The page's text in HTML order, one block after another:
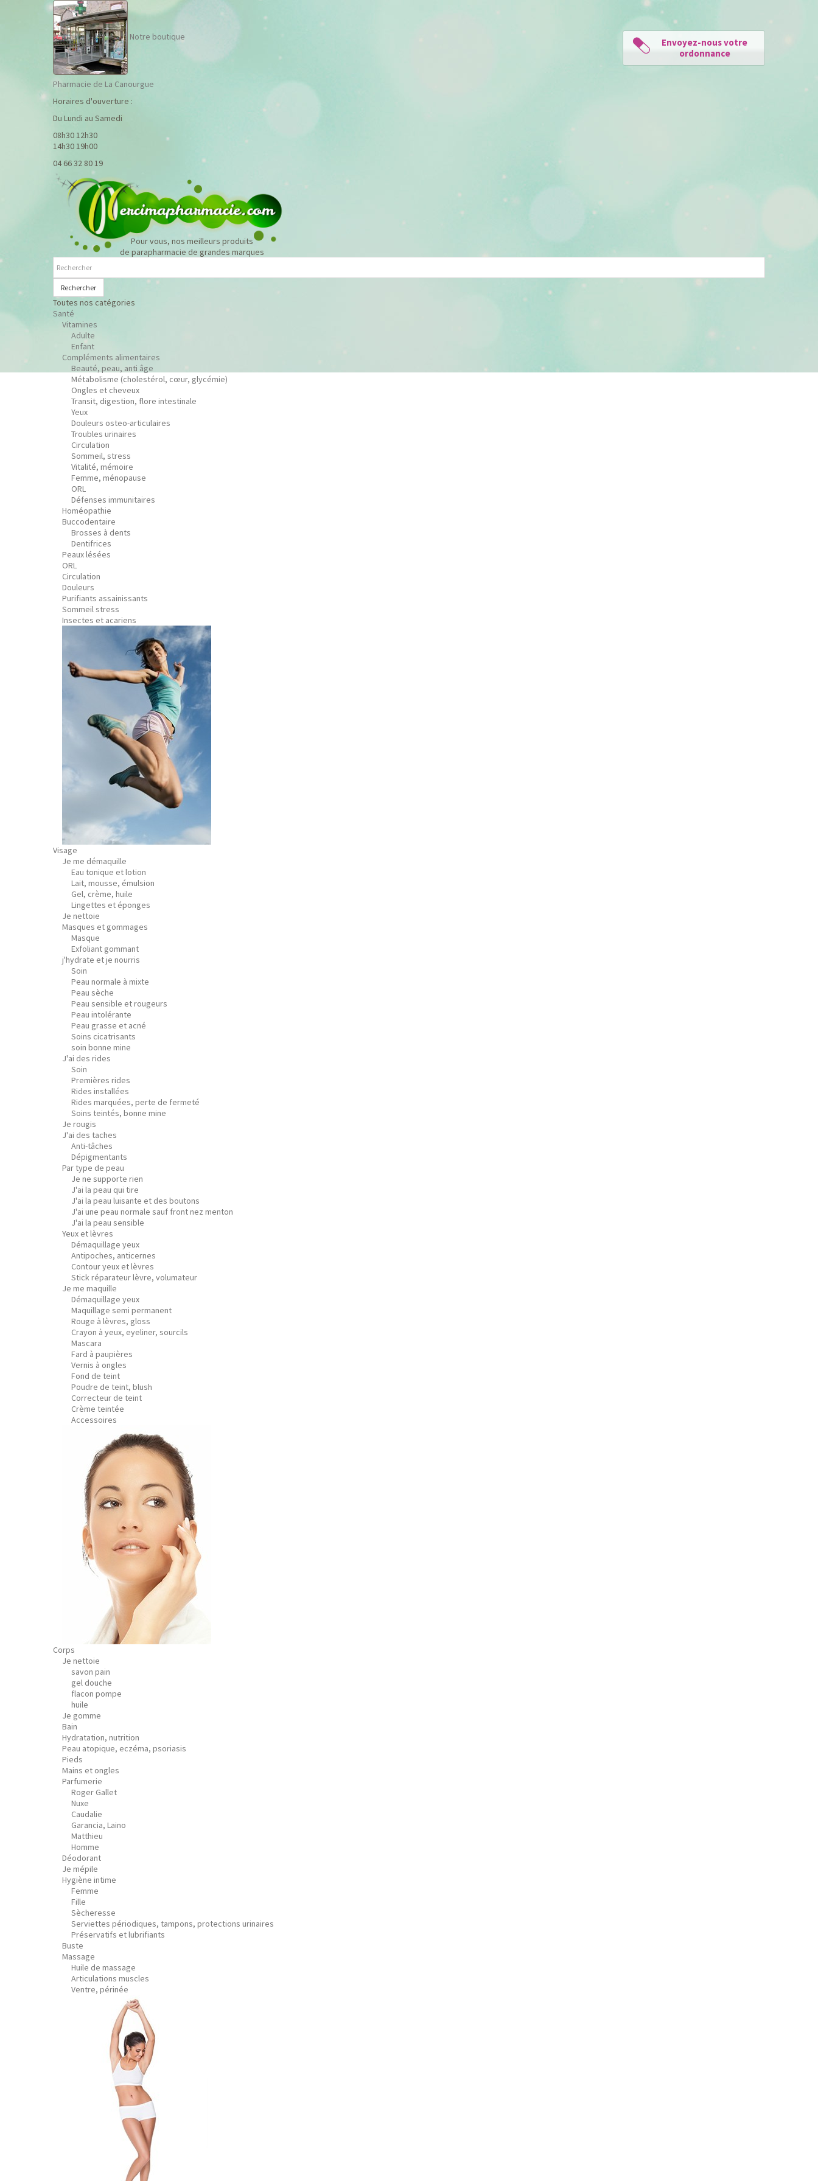
Notre boutique
Pharmacie de La Canourgue
Horaires d'ouverture :
Du Lundi au Samedi
08h30 12h30
14h30 19h00
04 66 32 80 19
Pour vous, nos meilleurs produits
de parapharmacie de grandes marques
Rechercher
Toutes nos catégories
Santé
Vitamines
Adulte
Enfant
Compléments alimentaires
Beauté, peau, anti âge
Métabolisme (cholestérol, cœur, glycémie)
Ongles et cheveux
Transit, digestion, flore intestinale
Yeux
Douleurs osteo-articulaires
Troubles urinaires
Circulation
Sommeil, stress
Vitalité, mémoire
Femme, ménopause
ORL
Défenses immunitaires
Homéopathie
Buccodentaire
Brosses à dents
Dentifrices
Peaux lésées
ORL
Circulation
Douleurs
Purifiants assainissants
Sommeil stress
Insectes et acariens
Visage
Je me démaquille
Eau tonique et lotion
Lait, mousse, émulsion
Gel, crème, huile
Lingettes et éponges
Je nettoie
Masques et gommages
Masque
Exfoliant gommant
j'hydrate et je nourris
Soin
Peau normale à mixte
Peau sèche
Peau sensible et rougeurs
Peau intolérante
Peau grasse et acné
Soins cicatrisants
soin bonne mine
J'ai des rides
Soin
Premières rides
Rides installées
Rides marquées, perte de fermeté
Soins teintés, bonne mine
Je rougis
J'ai des taches
Anti-tâches
Dépigmentants
Par type de peau
Je ne supporte rien
J'ai la peau qui tire
J'ai la peau luisante et des boutons
J'ai une peau normale sauf front nez menton
J'ai la peau sensible
Yeux et lèvres
Démaquillage yeux
Antipoches, anticernes
Contour yeux et lèvres
Stick réparateur lèvre, volumateur
Je me maquille
Démaquillage yeux
Maquillage semi permanent
Rouge à lèvres, gloss
Crayon à yeux, eyeliner, sourcils
Mascara
Fard à paupières
Vernis à ongles
Fond de teint
Poudre de teint, blush
Correcteur de teint
Crème teintée
Accessoires
Corps
Je nettoie
savon pain
gel douche
flacon pompe
huile
Je gomme
Bain
Hydratation, nutrition
Peau atopique, eczéma, psoriasis
Pieds
Mains et ongles
Parfumerie
Roger Gallet
Nuxe
Caudalie
Garancia, Laino
Matthieu
Homme
Déodorant
Je mépile
Hygiène intime
Femme
Fille
Sècheresse
Serviettes périodiques, tampons, protections urinaires
Préservatifs et lubrifiants
Buste
Massage
Huile de massage
Articulations muscles
Ventre, périnée
Envoyez-nous votre
ordonnance